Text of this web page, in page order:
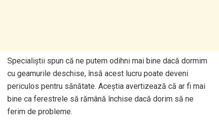
Specialiștii spun că ne putem odihni mai bine dacă dormim
cu geamurile deschise, însă acest lucru poate deveni
periculos pentru sănătate. Aceștia avertizează că ar fi mai
bine ca ferestrele să rămână închise dacă dorim să ne
ferim de probleme.